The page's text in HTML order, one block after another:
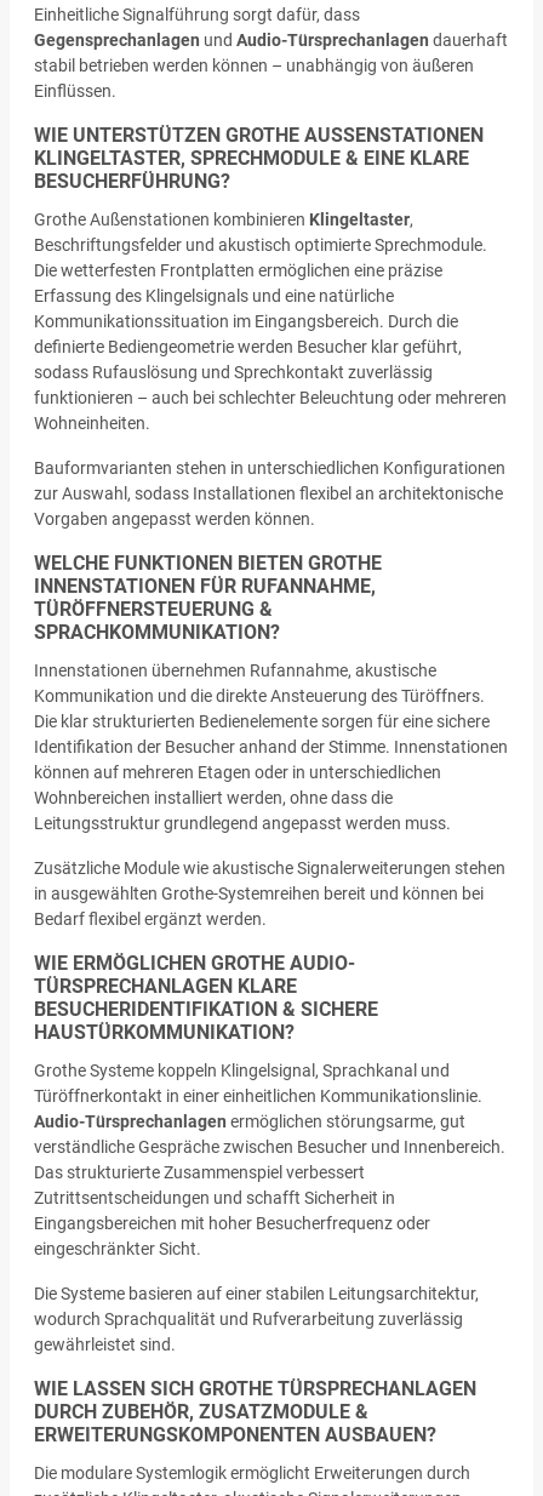
Einheitliche Signalführung sorgt dafür, dass
Gegensprechanlagen und Audio-Türsprechanlagen dauerhaft
stabil betrieben werden können – unabhängig von äußeren
Einflüssen.
WIE UNTERSTÜTZEN GROTHE AUSSENSTATIONEN K
LINGELTASTER, SPRECHMODULE & EINE KLARE B
ESUCHERFÜHRUNG?
Grothe Außenstationen kombinieren Klingeltaster,
Beschriftungsfelder und akustisch optimierte Sprechmodule.
Die wetterfesten Frontplatten ermöglichen eine präzise
Erfassung des Klingelsignals und eine natürliche
Kommunikationssituation im Eingangsbereich. Durch die
definierte Bediengeometrie werden Besucher klar geführt,
sodass Rufauslösung und Sprechkontakt zuverlässig
funktionieren – auch bei schlechter Beleuchtung oder mehreren
Wohneinheiten.
Bauformvarianten stehen in unterschiedlichen Konfigurationen
zur Auswahl, sodass Installationen flexibel an architektonische
Vorgaben angepasst werden können.
WELCHE FUNKTIONEN BIETEN GROTHE
INNENSTATIONEN FÜR RUFANNAHME,
TÜRÖFFNERSTEUERUNG &
SPRACHKOMMUNIKATION?
Innenstationen übernehmen Rufannahme, akustische
Kommunikation und die direkte Ansteuerung des Türöffners.
Die klar strukturierten Bedienelemente sorgen für eine sichere
Identifikation der Besucher anhand der Stimme. Innenstationen
können auf mehreren Etagen oder in unterschiedlichen
Wohnbereichen installiert werden, ohne dass die
Leitungsstruktur grundlegend angepasst werden muss.
Zusätzliche Module wie akustische Signalerweiterungen stehen
in ausgewählten Grothe-Systemreihen bereit und können bei
Bedarf flexibel ergänzt werden.
WIE ERMÖGLICHEN GROTHE AUDIO-
TÜRSPRECHANLAGEN KLARE
BESUCHERIDENTIFIKATION & SICHERE
HAUSTÜRKOMMUNIKATION?
Grothe Systeme koppeln Klingelsignal, Sprachkanal und
Türöffnerkontakt in einer einheitlichen Kommunikationslinie.
Audio-Türsprechanlagen ermöglichen störungsarme, gut
verständliche Gespräche zwischen Besucher und Innenbereich.
Das strukturierte Zusammenspiel verbessert
Zutrittsentscheidungen und schafft Sicherheit in
Eingangsbereichen mit hoher Besucherfrequenz oder
eingeschränkter Sicht.
Die Systeme basieren auf einer stabilen Leitungsarchitektur,
wodurch Sprachqualität und Rufverarbeitung zuverlässig
gewährleistet sind.
WIE LASSEN SICH GROTHE TÜRSPRECHANLAGEN
DURCH ZUBEHÖR, ZUSATZMODULE &
ERWEITERUNGSKOMPONENTEN AUSBAUEN?
Die modulare Systemlogik ermöglicht Erweiterungen durch